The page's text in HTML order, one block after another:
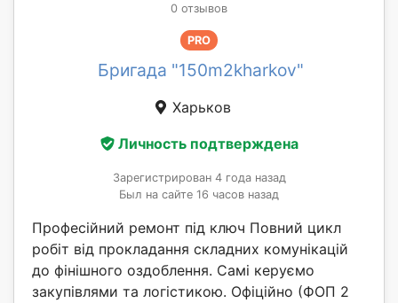
0 отзывов
PRO
Бригада "150m2kharkov"
Харьков
Личность подтверждена
Зарегистрирован 4 года назад
Был на сайте 16 часов назад
Професійний ремонт під ключ Повний цикл
робіт від прокладання складних комунікацій
до фінішного оздоблення. Самі керуємо
закупівлями та логістикою. Офіційно (ФОП 2